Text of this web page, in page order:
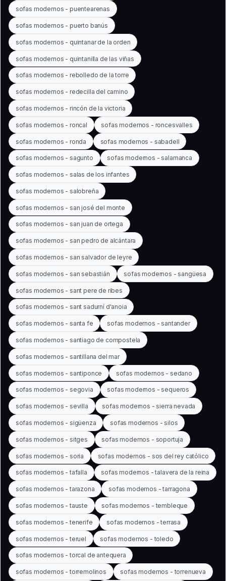
sofas modernos - puentearenas
sofas modernos - puerto banús
sofas modernos - quintanar de la orden
sofas modernos - quintanilla de las viñas
sofas modernos - rebolledo de la torre
sofas modernos - redecilla del camino
sofas modernos - rincón de la victoria
sofas modernos - roncal sofas modernos - roncesvalles
sofas modernos - ronda sofas modernos - sabadell
sofas modernos - sagunto sofas modernos - salamanca
sofas modernos - salas de los infantes
sofas modernos - salobreña
sofas modernos - san josé del monte
sofas modernos - san juan de ortega
sofas modernos - san pedro de alcántara
sofas modernos - san salvador de leyre
sofas modernos - san sebastián sofas modernos - sangüesa
sofas modernos - sant pere de ribes
sofas modernos - sant sadurní d'anoia
sofas modernos - santa fe sofas modernos - santander
sofas modernos - santiago de compostela
sofas modernos - santillana del mar
sofas modernos - santiponce sofas modernos - sedano
sofas modernos - segovia sofas modernos - sequeros
sofas modernos - sevilla sofas modernos - sierra nevada
sofas modernos - sigüenza sofas modernos - silos
sofas modernos - sitges sofas modernos - soportuja
sofas modernos - soria sofas modernos - sos del rey católico
sofas modernos - tafalla sofas modernos - talavera de la reina
sofas modernos - tarazona sofas modernos - tarragona
sofas modernos - tauste sofas modernos - tembleque
sofas modernos - tenerife sofas modernos - terrasa
sofas modernos - teruel sofas modernos - toledo
sofas modernos - torcal de antequera
sofas modernos - torremolinos sofas modernos - torrenueva